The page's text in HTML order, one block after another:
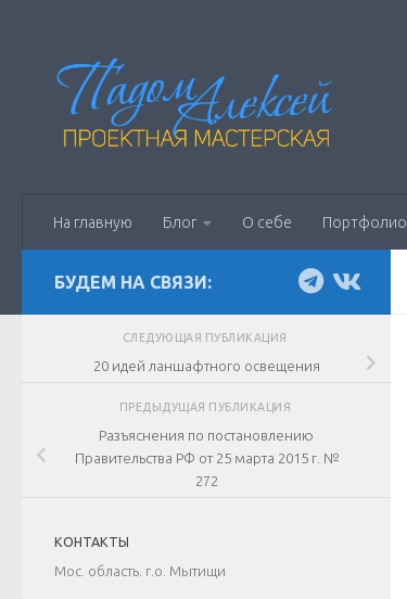
На главную Блог О себе Портфолио
БУДЕМ НА СВЯЗИ:
СЛЕДУЮЩАЯ ПУБЛИКАЦИЯ
20 идей ланшафтного освещения
ПРЕДЫДУЩАЯ ПУБЛИКАЦИЯ
Разъяснения по постановлению
Правительства РФ от 25 марта 2015 г. №
272
КОНТАКТЫ
Мос. область. г.о. Мытищи